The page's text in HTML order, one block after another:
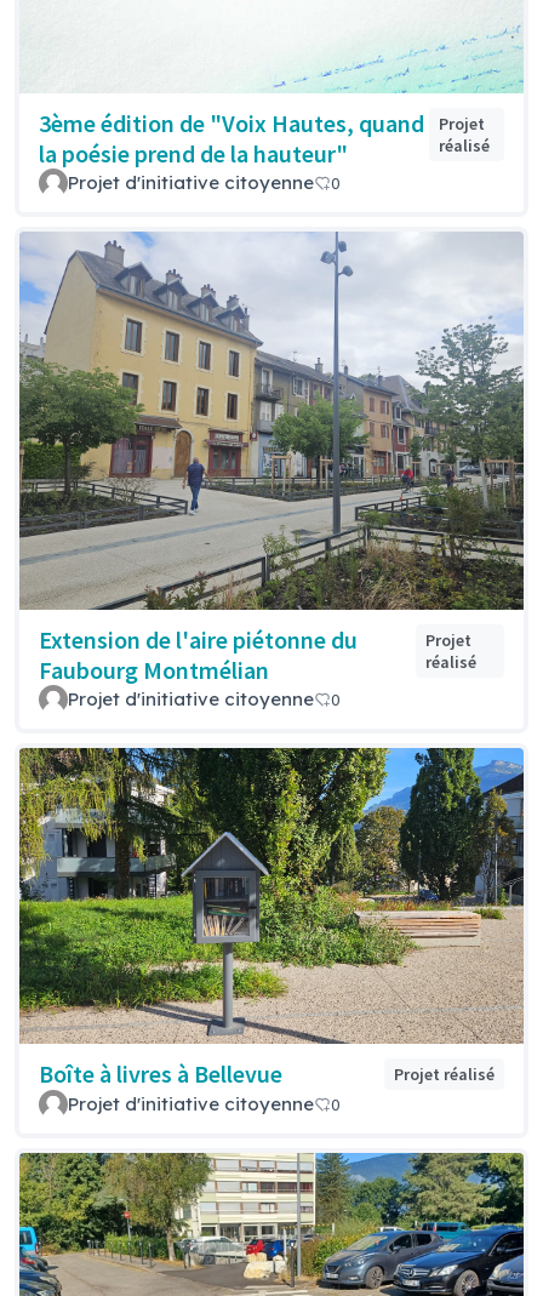
3ème édition de "Voix Hautes, quand
la poésie prend de la hauteur"
Projet
réalisé
Projet d'initiative citoyenne 0
Extension de l'aire piétonne du
Faubourg Montmélian
Projet
réalisé
Projet d'initiative citoyenne 0
Boîte à livres à Bellevue Projet réalisé
Projet d'initiative citoyenne 0